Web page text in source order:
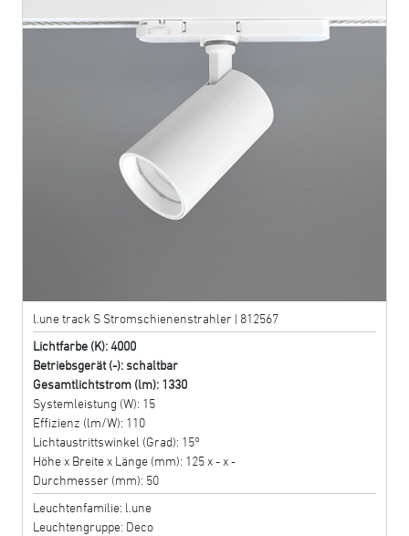
l.une track S Stromschienenstrahler | 812567
Lichtfarbe (K): 4000
Betriebsgerät (-): schaltbar
Gesamtlichtstrom (lm): 1330
Systemleistung (W): 15
Effizienz (lm/W): 110
Lichtaustrittswinkel (Grad): 15°
Höhe x Breite x Länge (mm): 125 x - x -
Durchmesser (mm): 50
Leuchtenfamilie: l.une
Leuchtengruppe: Deco